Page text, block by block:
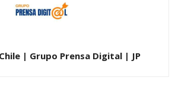
| Grupo Prensa Digital | JP